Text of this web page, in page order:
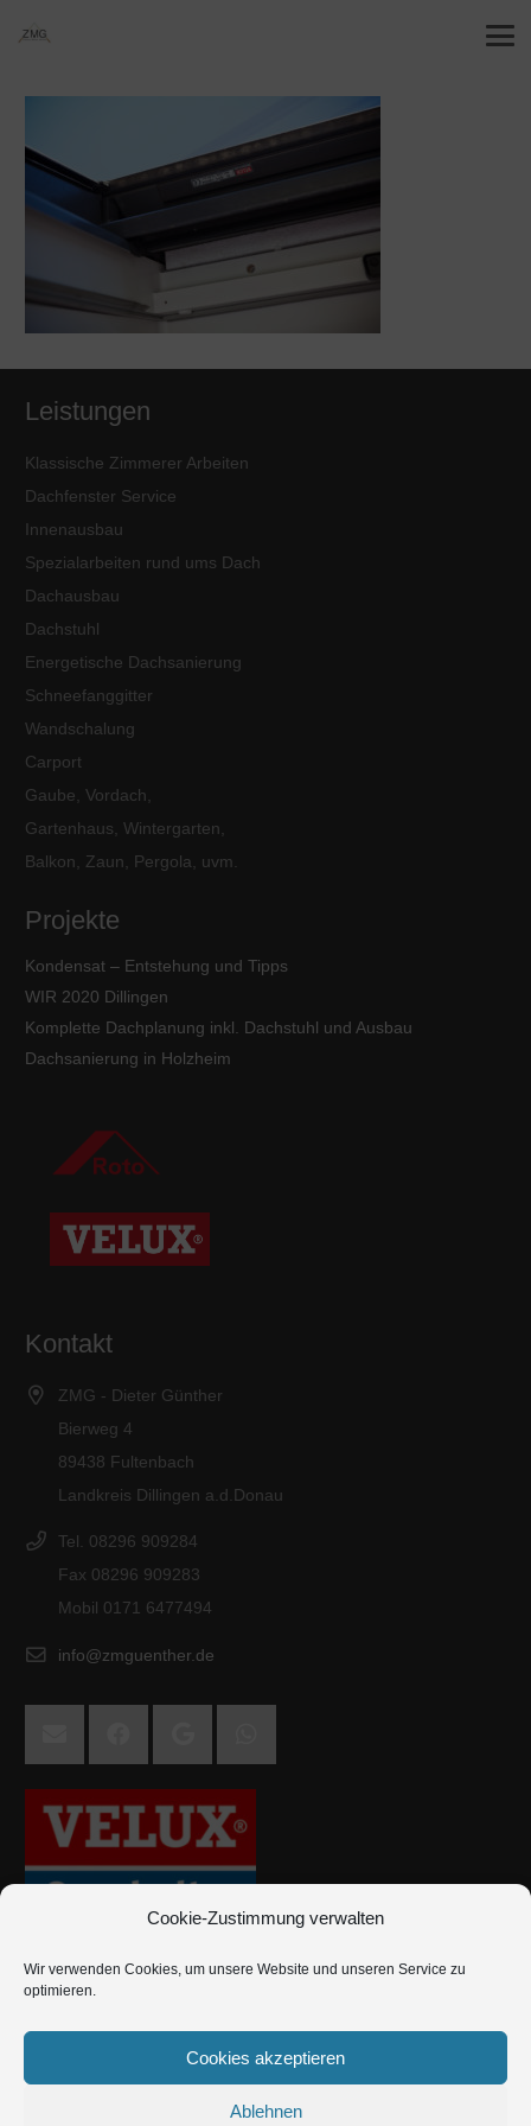
Cookie-Zustimmung verwalten
Wir verwenden Cookies, um unsere Website und unseren Service zu
optimieren.
Cookies akzeptieren
Ablehnen
Leistungen
Klassische Zimmerer Arbeiten
Dachfenster Service
Innenausbau
Spezialarbeiten rund ums Dach
Dachausbau
Dachstuhl
Energetische Dachsanierung
Schneefanggitter
Wandschalung
Carport
Gaube, Vordach,
Gartenhaus, Wintergarten,
Balkon, Zaun, Pergola, uvm.
Projekte
Kondensat – Entstehung und Tipps
WIR 2020 Dillingen
Komplette Dachplanung inkl. Dachstuhl und Ausbau
Dachsanierung in Holzheim
Kontakt
ZMG - Dieter Günther
Bierweg 4
89438 Fultenbach
Landkreis Dillingen a.d.Donau
Tel. 08296 909284
Fax 08296 909283
Mobil 0171 6477494
info@zmguenther.de